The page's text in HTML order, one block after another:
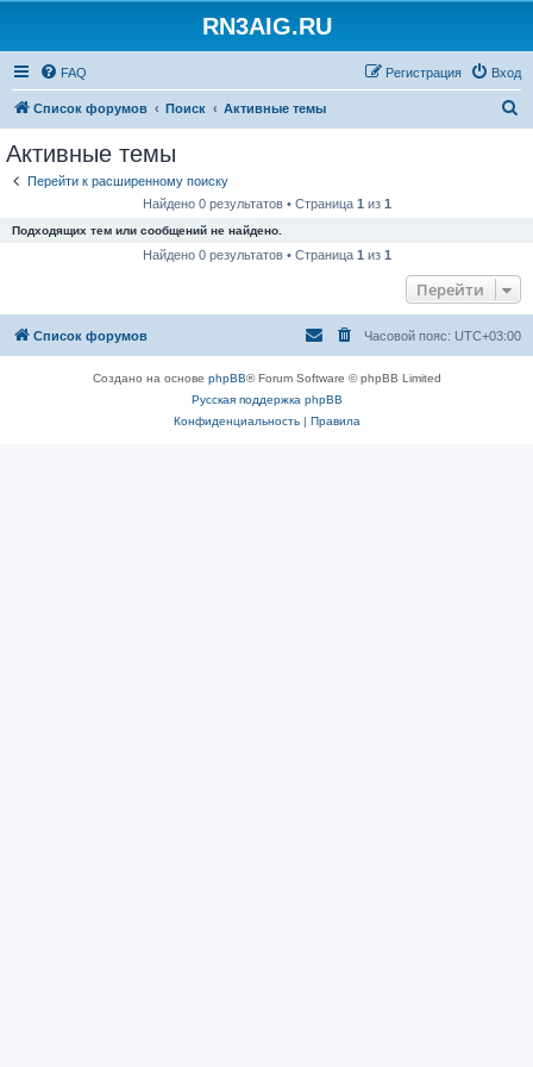
RN3AIG.RU
FAQ Вход
Регистрация
Список форумов Поиск Активные темы
Активные темы
Перейти к расширенному поиску
Найдено 0 результатов • Страница 1 из 1
Подходящих тем или сообщений не найдено.
Найдено 0 результатов • Страница 1 из 1
Перейти
Список форумов Часовой пояс: UTC+03:00
Создано на основе phpBB® Forum Software © phpBB Limited
Русская поддержка phpBB
Конфиденциальность| Правила